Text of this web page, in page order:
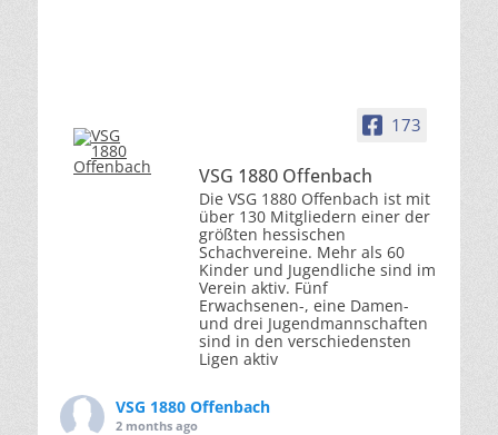
173
VSG 1880 Offenbach
Die VSG 1880 Offenbach ist mit
über 130 Mitgliedern einer der
größten hessischen
Schachvereine. Mehr als 60
Kinder und Jugendliche sind im
Verein aktiv. Fünf
Erwachsenen-, eine Damen-
und drei Jugendmannschaften
sind in den verschiedensten
Ligen aktiv
VSG 1880 Offenbach
2 months ago